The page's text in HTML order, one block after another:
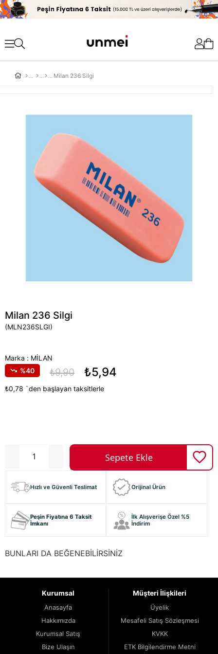
'
Milan 236 Silgi
Milan 236 Silgi
(MLN236SLGI)
Marka : MİLAN
40
₺9,90 ₺5,94
₺0,78 `den başlayan taksitlerle
Hızlı ve Güvenli Teslimat Orijinal Ürün
Peşin Fiyatına 6 Taksit
İmkanı
İlk Alışverişe Özel %5
İndirim
BUNLARI DA BEĞENEBİLİRSİNİZ
Kurumsal
Anasayfa
Hakkımızda
Kurumsal Satış
Bize Ulaşın
Müşteri İlişkileri
Üyelik
Mesafeli Satış Sözleşmesi
KVKK
ETK Bilgilendirme Metni